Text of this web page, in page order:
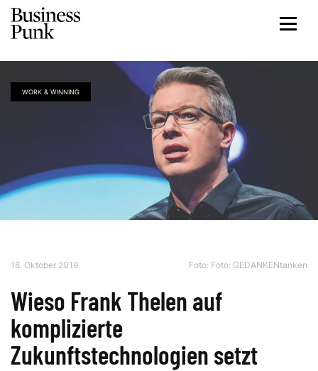
WORK & WINNING
18. Oktober 2019 Foto: Foto: GEDANKENtanken
Wieso Frank Thelen auf
komplizierte
Zukunftstechnologien setzt